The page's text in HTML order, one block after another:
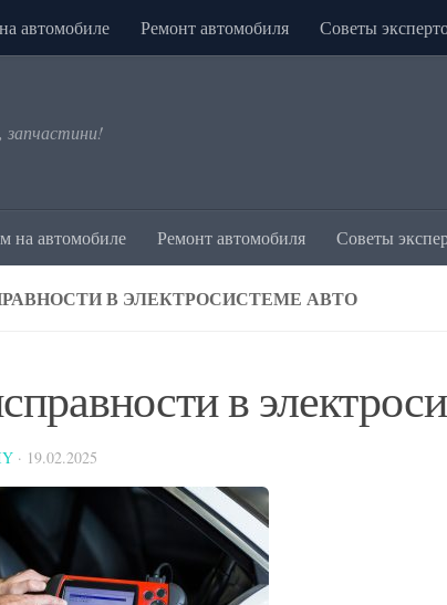
автомобиле Ремонт автомобиля Советы
запчастини!
на автомобиле Ремонт автомобиля Советы
В ЭЛЕКТРОСИСТЕМЕ АВТО
в
· 19.02.2025